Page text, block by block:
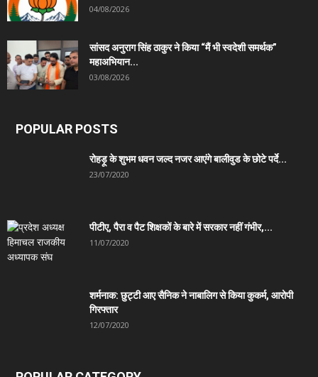
04/08/2026
सांसद अनुराग सिंह ठाकुर ने किया “मैं भी स्वदेशी समर्थक”
महाअभियान...
03/08/2026
POPULAR POSTS
रोहड़ू के शुभम धवन जल्द नजर आएंगे बालीवुड के छोटे पर्दे...
23/07/2020
पीटीए, पैरा व पैट शिक्षकों के बारे में सरकार नहीं गंभीर,...
11/07/2020
शर्मनाक: छुट्टी आए सैनिक ने नाबालिग से किया कुकर्म, आरोपी
गिरफ्तार
12/07/2020